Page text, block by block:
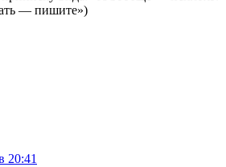
— пишите»)
20:41